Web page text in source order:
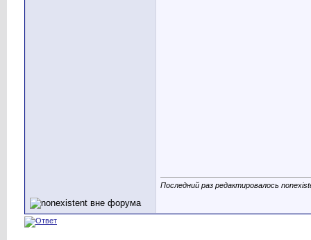
Последний раз редактировалось